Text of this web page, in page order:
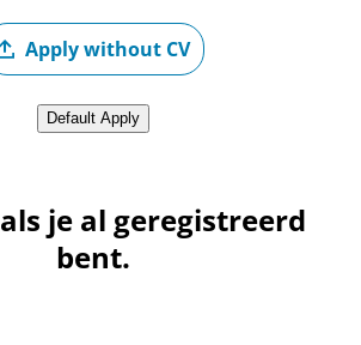
Apply without CV
Default Apply
Upload CV via Xing
als je al geregistreerd
bent.